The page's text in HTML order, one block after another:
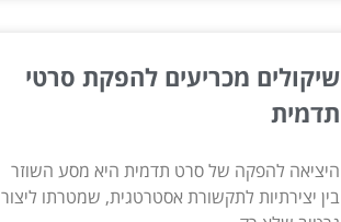
שיקולים מכריעים להפקת סרטי
תדמית
היציאה להפקה של סרט תדמית היא מסע השוזר
בין יצירתיות לתקשורת אסטרטגית, שמטרתו ליצור